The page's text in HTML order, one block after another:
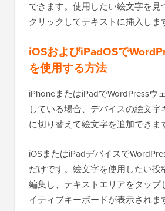
できます。使用したい絵文字を見
クリックしてテキストに挿入しま
iOSおよびiPadOSで
を使用する方法
iPhoneまたはiPadでWordPressウ
している場合、デバイスの絵文
に切り替えて絵文字を追加できま
iOSまたはiPadデバイスで
だけです。絵文字を使用したい投
編集し、テキストエリアをタップ
イティブキーボードが表示されま